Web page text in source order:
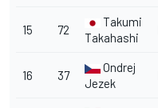
15 72
Takumi
Takahashi
16 37
Ondrej
Jezek